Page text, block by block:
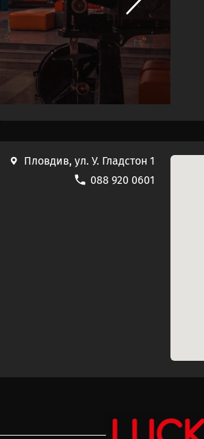
Пловдив, ул. У. Гладстон 1
088 920 0601